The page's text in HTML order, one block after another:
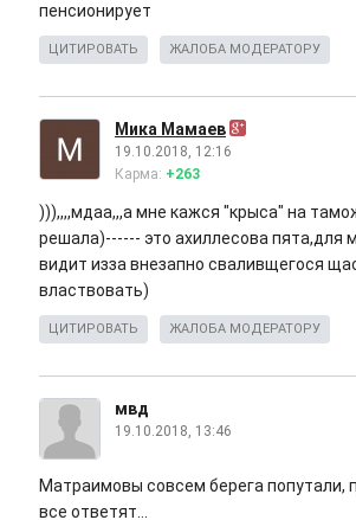
пенсионирует
ЦИТИРОВАТЬ ЖАЛОБА МОДЕРАТОРУ
Мика Мамаев
19.10.2018, 12:16
Карма: +263
))),,,,мдаа,,,а мне кажся "крыса" на
решала)------ это ахиллесова пята,для
видит изза внезапно сваливщегося
властвовать)
ЦИТИРОВАТЬ ЖАЛОБА МОДЕРАТОРУ
мвд
19.10.2018, 13:46
Матраимовы совсем берега попутали,
все ответят...